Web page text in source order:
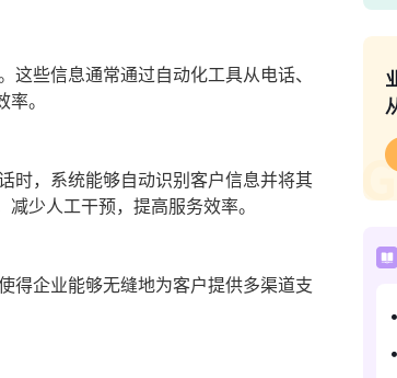
些信息通常通过自动化工具从电话、
。
时，系统能够自动识别客户信息并将其
少人工干预，提高服务效率。
得企业能够无缝地为客户提供多渠道支